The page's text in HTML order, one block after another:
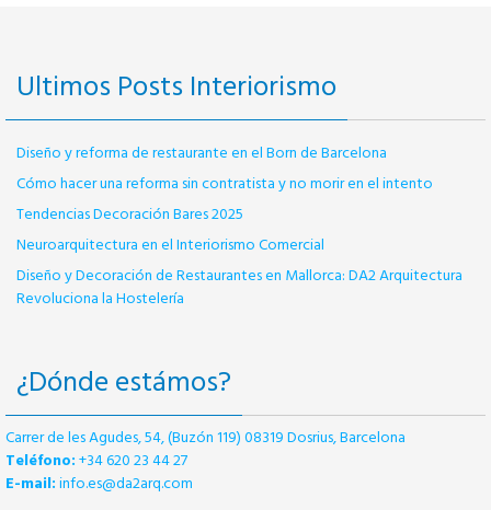
Ultimos Posts Interiorismo
Diseño y reforma de restaurante en el Born de Barcelona
Cómo hacer una reforma sin contratista y no morir en el intento
Tendencias Decoración Bares 2025
Neuroarquitectura en el Interiorismo Comercial
Diseño y Decoración de Restaurantes en Mallorca: DA2 Arquitectura
Revoluciona la Hostelería
¿Dónde estámos?
Carrer de les Agudes, 54, (Buzón 119) 08319 Dosrius, Barcelona
Teléfono:+34 620 23 44 27
E-mail:info.es@da2arq.com